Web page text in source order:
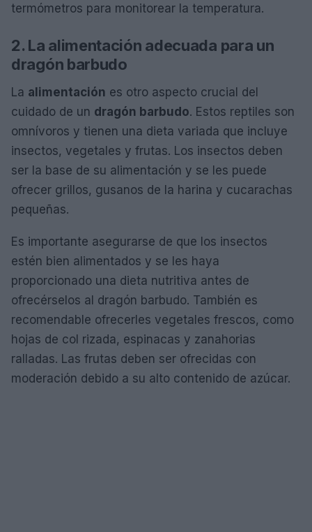
termómetros para monitorear la temperatura.
2. La alimentación adecuada para un
dragón barbudo
La alimentación es otro aspecto crucial del
cuidado de un dragón barbudo. Estos reptiles son
omnívoros y tienen una dieta variada que incluye
insectos, vegetales y frutas. Los insectos deben
ser la base de su alimentación y se les puede
ofrecer grillos, gusanos de la harina y cucarachas
pequeñas.
Es importante asegurarse de que los insectos
estén bien alimentados y se les haya
proporcionado una dieta nutritiva antes de
ofrecérselos al dragón barbudo. También es
recomendable ofrecerles vegetales frescos, como
hojas de col rizada, espinacas y zanahorias
ralladas. Las frutas deben ser ofrecidas con
moderación debido a su alto contenido de azúcar.